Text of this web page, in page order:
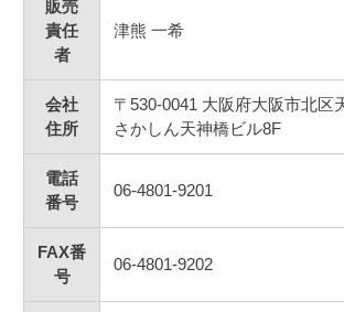
販売
責任
者
津熊 一希
会社
住所
〒530-0041 大阪府大阪市北区
さかしん天神橋ビル8F
電話
番号
06-4801-9201
FAX番
号
06-4801-9202